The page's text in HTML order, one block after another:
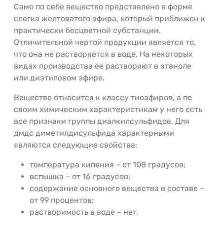
Само по себе вещество представлено в форме
слегка желтоватого эфира, который приближен к
практически бесцветной субстанции.
Отличительной чертой продукции является то,
что она не растворяется в воде. На некоторых
видах производства ее растворяют в этаноле
или диэтиловом эфире.
Вещество относится к классу тиоэфиров, а по
своим химическим характеристикам у него есть
все признаки группы диалкилсульфидов. Для
дмдс диметилдисульфида характерными
являются следующие свойства:
температура кипения – от 108 градусов;
вспышка – от 16 градусов;
содержание основного вещества в составе –
от 99 процентов;
растворимость в воде – нет.